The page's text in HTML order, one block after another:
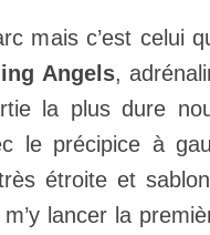
mais c’est celui
Angels,
la plus dure
le précipice à
étroite et
lancer la